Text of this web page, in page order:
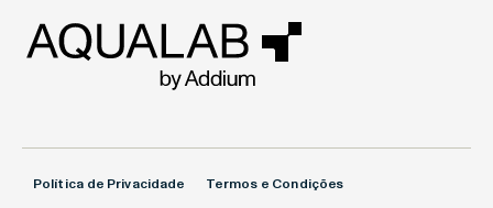
Política de Privacidade Termos e Condições